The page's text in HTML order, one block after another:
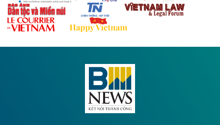
Hòa Phát muốn chi thêm 20.000 tỷ đồng để mở rộng
dự án sản xuất ray đường sắt và thép đặc biệt tại khu
kinh tế Dung Quất.
Keppel thoái toàn bộ vốn khỏi dự án
Empire City tại Thủ Thiêm
Tập đoàn Keppel (Singapore) bán toàn bộ 40% vốn
tại dự án Empire City với giá 270 triệu USD, chấm dứt